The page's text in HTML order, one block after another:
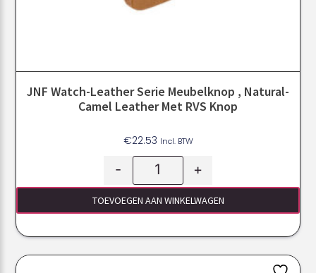
JNF Watch-Leather Serie Meubelknop , Natural-
Camel Leather Met RVS Knop
€22.53 Incl. BTW
- +
TOEVOEGEN AAN WINKELWAGEN